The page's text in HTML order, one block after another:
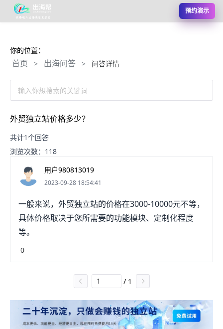
预约演示
你的位置：
首页 > 出海问答 > 问答详情
输入你想搜索的关键词
外贸独立站价格多少？
共计1个回答
浏览次数：118
用户980813019
2023-09-28 18:54:41
一般来说，外贸独立站的价格在3000-10000元不等，
具体价格取决于您所需要的功能模块、定制化程度
等。
0
/ 1